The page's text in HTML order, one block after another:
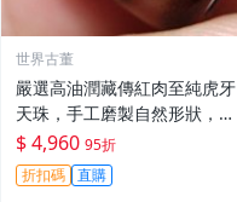
世界古董
嚴選高油潤藏傳紅肉至純虎牙
天珠，手工磨製自然形狀，風
化包漂古韻十足，唯美景觀收
藏推薦，尺寸mm，紅肉 虎牙
天珠
$ 4,960 95折
折扣碼 直購